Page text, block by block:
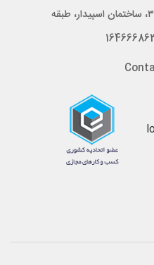
و خیابان قاسم زاده)، پلاک ۳۵۰، ساختمان اسپیدار، طبقه